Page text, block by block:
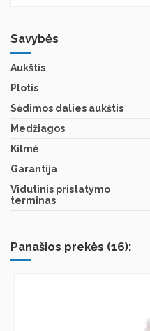
Savybės
Aukštis
Plotis
Sėdimos dalies aukštis
Medžiagos
Kilmė
Garantija
Vidutinis pristatymo
terminas
Panašios prekės (16):